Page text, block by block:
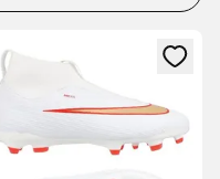
vagy a tagként
egy modált a